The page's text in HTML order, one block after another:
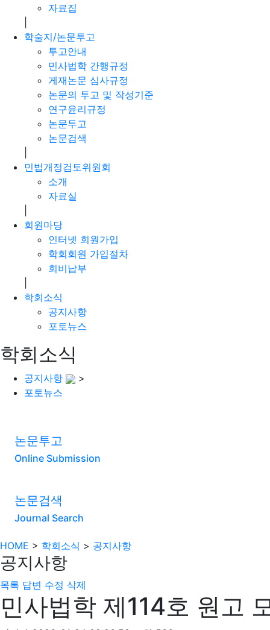
자료집
학술지/논문투고
투고안내
민사법학 간행규정
게재논문 심사규정
논문의 투고 및 작성기준
연구윤리규정
논문투고
논문검색
민법개정검토위원회
소개
자료실
회원마당
인터넷 회원가입
학회회원 가입절차
회비납부
학회소식
공지사항
포토뉴스
학회소식
공지사항
>
포토뉴스
논문투고
Online Submission
논문검색
Journal Search
HOME > 학회소식 > 공지사항
공지사항
목록 답변 수정 삭제
민사법학 제114호 원고